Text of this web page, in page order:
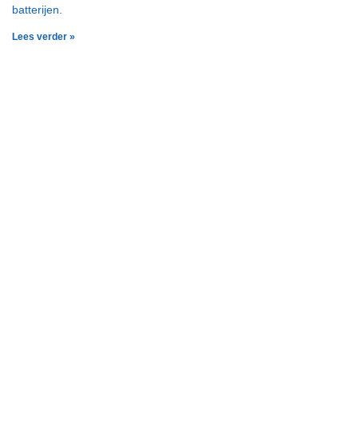
batterijen.
Lees verder »